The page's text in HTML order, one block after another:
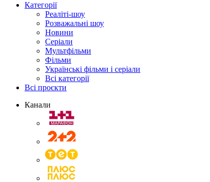
Категорії
Реаліті-шоу
Розважальні шоу
Новини
Серіали
Мультфільми
Фільми
Українські фільми і серіали
Всі категорії
Всі проєкти
Канали